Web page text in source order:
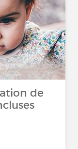
de